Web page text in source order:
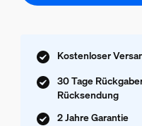
Kostenloser
30 Tage
Rücksendung
2 Jahre Garantie